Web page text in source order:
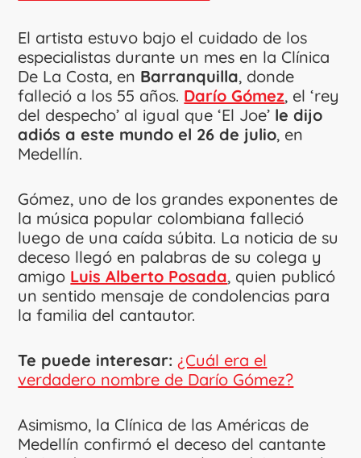
El artista estuvo bajo el cuidado de los
especialistas durante un mes en la Clínica
De La Costa, en Barranquilla, donde
falleció a los 55 años. Darío Gómez, el ‘rey
del despecho’ al igual que ‘El Joe’ le dijo
adiós a este mundo el 26 de julio, en
Medellín.
Gómez, uno de los grandes exponentes de
la música popular colombiana falleció
luego de una caída súbita. La noticia de su
deceso llegó en palabras de su colega y
amigo Luis Alberto Posada, quien publicó
un sentido mensaje de condolencias para
la familia del cantautor.
Te puede interesar: ¿Cuál era el
verdadero nombre de Darío Gómez?
Asimismo, la Clínica de las Américas de
Medellín confirmó el deceso del cantante